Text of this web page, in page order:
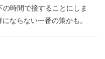
時間で接することにしま
ならない一番の策かも。